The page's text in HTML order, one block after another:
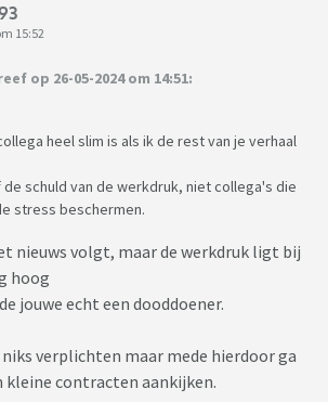
15:52
op 26-05-2024 om 14:51:
heel slim is als ik de rest van je verhaal
schuld van de werkdruk, niet collega's die
stress beschermen.
nieuws volgt, maar de werkdruk ligt bij
hoog
jouwe echt een dooddoener.
verplichten maar mede hierdoor ga
kleine contracten aankijken.